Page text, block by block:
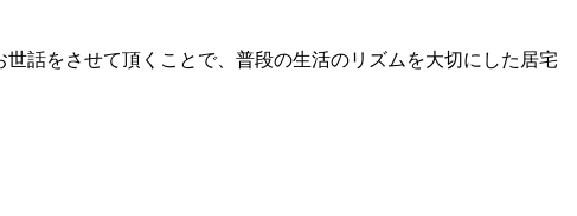
話をさせて頂くことで、普段の生活のリズムを大切にした居宅